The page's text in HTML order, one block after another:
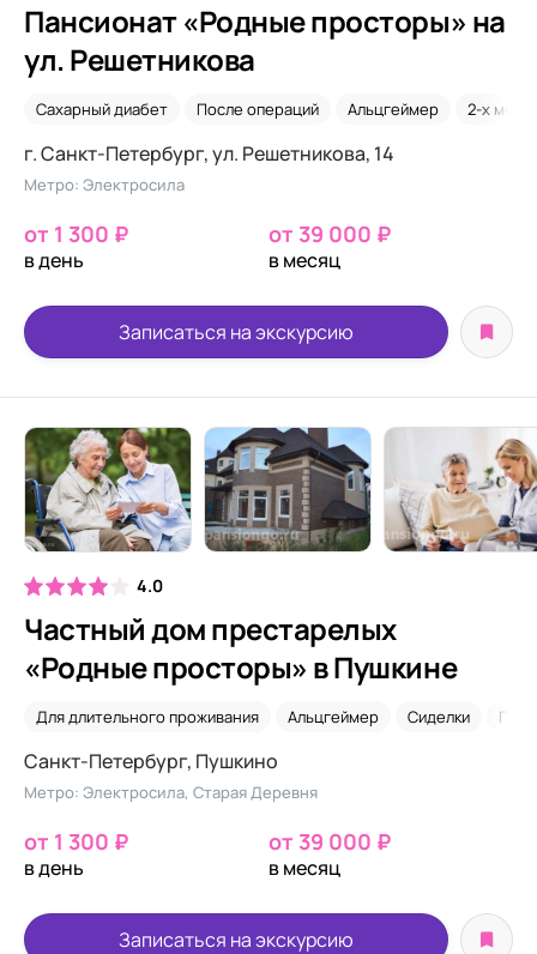
Пансионат «Родные просторы» на
ул. Решетникова
Сахарный диабет После операций Альцгеймер 2-х
г. Санкт-Петербург, ул. Решетникова, 14
Метро: Электросила
от 1 300 ₽
в день
от 39 000 ₽
в месяц
Записаться на экскурсию
4.0
Частный дом престарелых
«Родные просторы» в Пушкине
Для длительного проживания Альцгеймер Сиделки
Санкт-Петербург, Пушкино
Метро: Электросила, Старая Деревня
от 1 300 ₽
в день
от 39 000 ₽
в месяц
Записаться на экскурсию